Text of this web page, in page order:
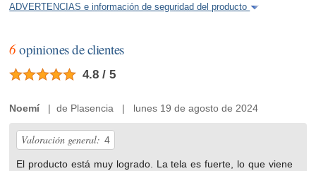
ADVERTENCIAS e información de seguridad del producto
6opiniones de clientes
4.8 / 5
Noemí | de Plasencia | lunes 19 de agosto de 2024
Valoración general: 4
El producto está muy logrado. La tela es fuerte, lo que viene